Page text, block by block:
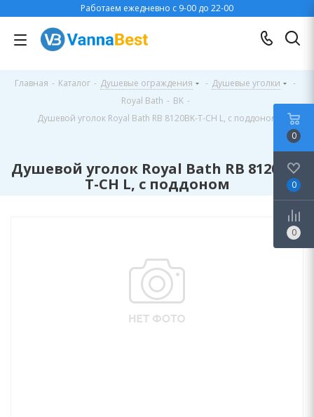
Работаем ежедневно с 9-00 до 22-00
Главная - Каталог - Душевые ограждения - Душевые уголки
-
Royal Bath - BK -
Душевой уголок Royal Bath RB 8120BK-T-CH L, с поддоном
Душевой уголок Royal Bath RB 8120BK-
T-CH L, с поддоном
0
0
0